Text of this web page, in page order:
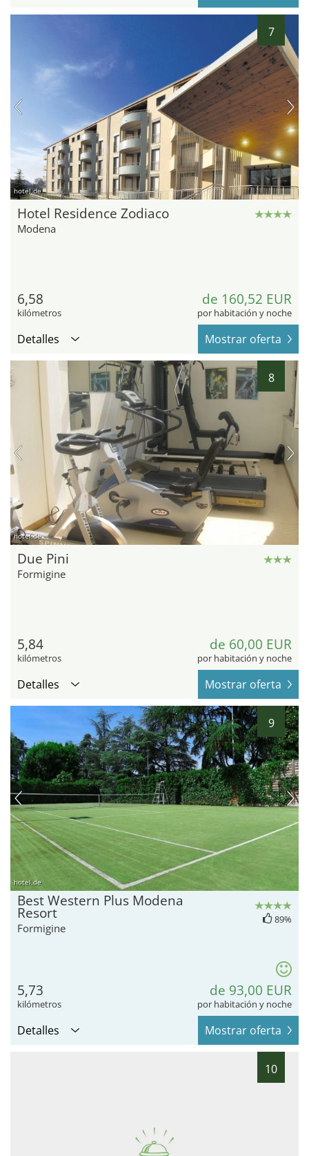
7
hotel.de
Hotel Residence Zodiaco
Modena
6,58
kilómetros
de 160,52 EUR
por habitación y noche
Detalles Mostrar oferta
8
hotel.de
Due Pini
Formigine
5,84
kilómetros
de 60,00 EUR
por habitación y noche
Detalles Mostrar oferta
9
hotel.de
Best Western Plus Modena
Resort
Formigine
89%
5,73
kilómetros
de 93,00 EUR
por habitación y noche
Detalles Mostrar oferta
10